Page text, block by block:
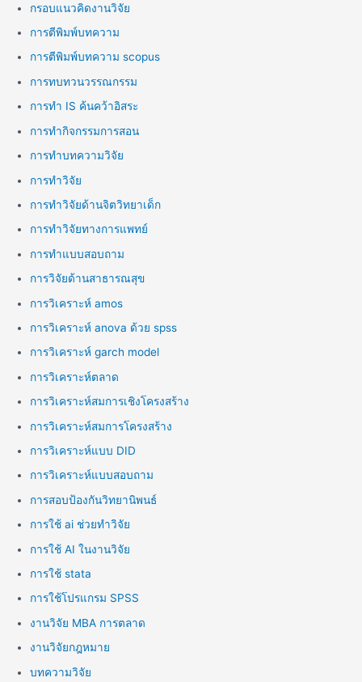
กรอบแนวคิดงานวิจัย
การตีพิมพ์บทความ
การตีพิมพ์บทความ scopus
การทบทวนวรรณกรรม
การทำ IS ค้นคว้าอิสระ
การทำกิจกรรมการสอน
การทำบทความวิจัย
การทำวิจัย
การทำวิจัยด้านจิตวิทยาเด็ก
การทำวิจัยทางการแพทย์
การทำแบบสอบถาม
การวิจัยด้านสาธารณสุข
การวิเคราะห์ amos
การวิเคราะห์ anova ด้วย spss
การวิเคราะห์ garch model
การวิเคราะห์ตลาด
การวิเคราะห์สมการเชิงโครงสร้าง
การวิเคราะห์สมการโครงสร้าง
การวิเคราะห์แบบ DID
การวิเคราะห์แบบสอบถาม
การสอบป้องกันวิทยานิพนธ์
การใช้ ai ช่วยทำวิจัย
การใช้ AI ในงานวิจัย
การใช้ stata
การใช้โปรแกรม SPSS
งานวิจัย MBA การตลาด
งานวิจัยกฎหมาย
บทความวิจัย